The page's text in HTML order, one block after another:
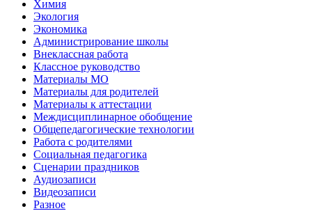
Химия
Экология
Экономика
Администрирование школы
Внеклассная работа
Классное руководство
Материалы МО
Материалы для родителей
Материалы к аттестации
Междисциплинарное обобщение
Общепедагогические технологии
Работа с родителями
Социальная педагогика
Сценарии праздников
Аудиозаписи
Видеозаписи
Разное